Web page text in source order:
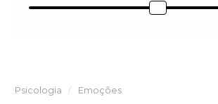
Psicologia Emoções